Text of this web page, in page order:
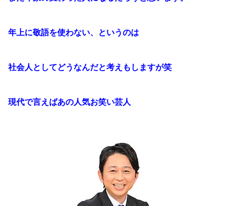
年上に敬語を使わない、というのは
社会人としてどうなんだと考えもしますが笑
現代で言えばあの人気お笑い芸人